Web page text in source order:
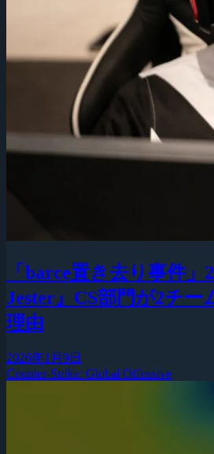
「barce置き去り事件」
Jester』CS部門が2チー
理由
2026年1月9日
Counter-Strike: Global Offensive